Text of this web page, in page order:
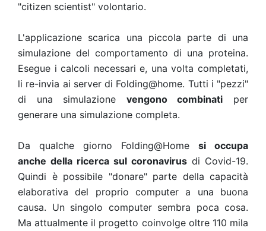
"citizen scientist" volontario.
L'applicazione scarica una piccola parte di una
simulazione del comportamento di una proteina.
Esegue i calcoli necessari e, una volta completati,
li re-invia ai server di Folding@home. Tutti i "pezzi"
di una simulazione vengono combinati per
generare una simulazione completa.
Da qualche giorno Folding@Home si occupa
anche della ricerca sul coronavirus di Covid-19.
Quindi è possibile "donare" parte della capacità
elaborativa del proprio computer a una buona
causa. Un singolo computer sembra poca cosa.
Ma attualmente il progetto coinvolge oltre 110 mila